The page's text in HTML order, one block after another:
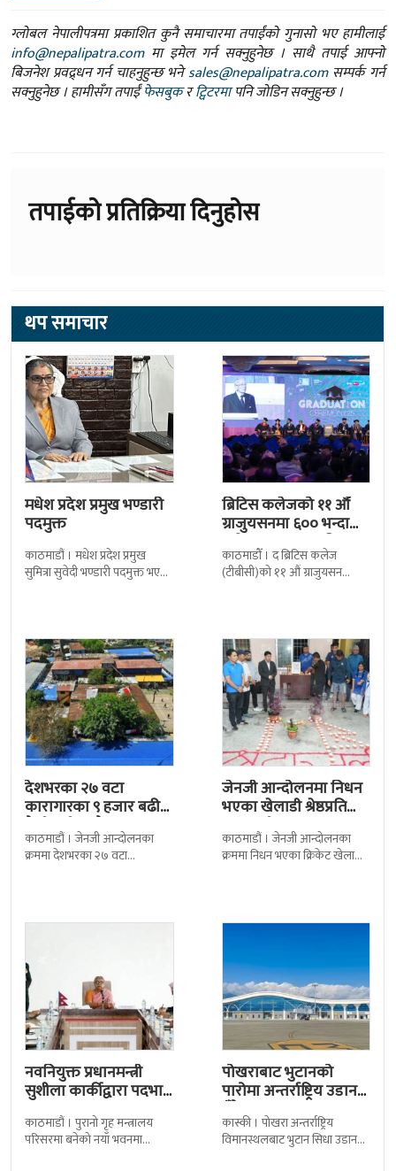
ग्लोबल नेपालीपत्रमा प्रकाशित कुनै समाचारमा तपाईंको गुनासो भए हामीलाई
info@nepalipatra.comमा इमेल गर्न सक्नुहुनेछ । साथै तपाई आफ्नो
बिजनेश प्रवद्र्धन गर्न चाहनुहुन्छ भनेsales@nepalipatra.comसम्पर्क गर्न
सक्नुहुनेछ । हामीसँग तपाईंफेसबुकरट्विटरमापनि जोडिन सक्नुहुन्छ ।
तपाईको प्रतिक्रिया दिनुहोस
थप समाचार
मधेश प्रदेश प्रमुख भण्डारी
पदमुक्त
काठमाडौं । मधेश प्रदेश प्रमुख
सुमित्रा सुवेदी भण्डारी पदमुक्त भएकी
ब्रिटिस कलेजको ११ औँ
ग्राजुयसनमा ६०० भन्दा
बढी ग्राजुयट सम्मानित
काठमाडौँ । द ब्रिटिस कलेज
(टीबीसी)को ११ औं ग्राजुयसन
देशभरका २७ वटा
कारागारका ९ हजार बढी
कैदीबन्दी अझै फरार
काठमाडौं । जेनजी आन्दोलनका
क्रममा देशभरका २७ वटा
जेनजी आन्दोलनमा निधन
भएका खेलाडी श्रेष्ठप्रति
श्रद्धाञ्जली
काठमाडौं । जेनजी आन्दोलनका
क्रममा निधन भएका क्रिकेट खेलाडी
नवनियुक्त प्रधानमन्त्री
सुशीला कार्कीद्वारा पदभार
काठमाडौं । पुरानो गृह मन्त्रालय
परिसरमा बनेको नयाँ भवनमा
पोखराबाट भुटानको
पारोमा अन्तर्राष्ट्रिय उडान
हुँदै
कास्की । पोखरा अन्तर्राष्ट्रिय
विमानस्थलबाट भुटान सिधा उडान